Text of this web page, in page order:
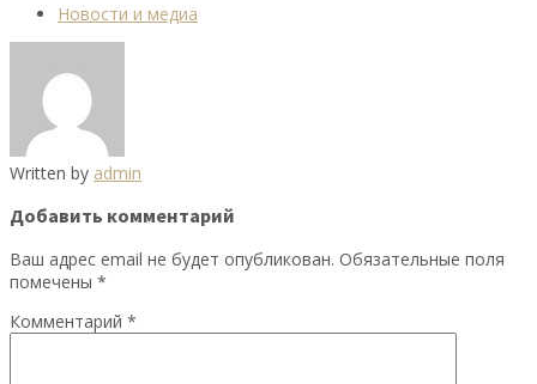
Новости и медиа
Written by admin
Добавить комментарий
Ваш адрес email не будет опубликован. Обязательные поля
помечены *
Комментарий *